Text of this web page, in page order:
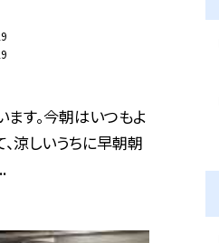
ます。今朝はいつもよ
、涼しいうちに早朝朝